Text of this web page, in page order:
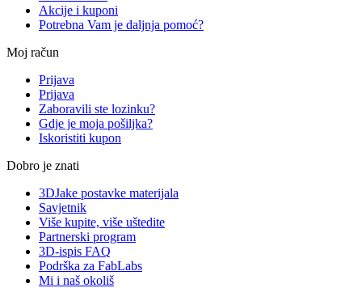
Akcije i kuponi
Potrebna Vam je daljnja pomoć?
Moj račun
Prijava
Prijava
Zaboravili ste lozinku?
Gdje je moja pošiljka?
Iskoristiti kupon
Dobro je znati
3DJake postavke materijala
Savjetnik
Više kupite, više uštedite
Partnerski program
3D-ispis FAQ
Podrška za FabLabs
Mi i naš okoliš